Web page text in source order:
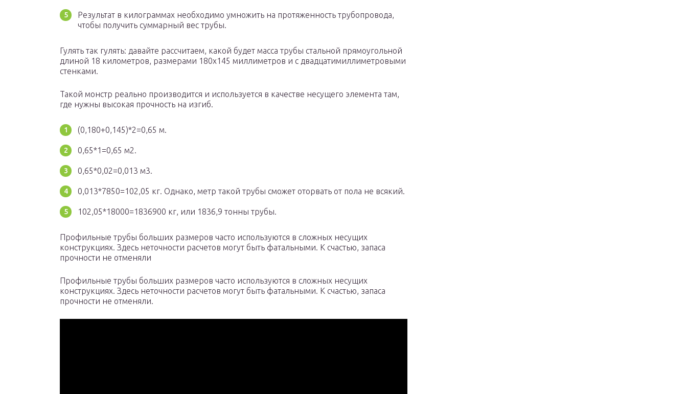
Результат в килограммах необходимо умножить на протяженность трубопровода,
чтобы получить суммарный вес трубы.
Гулять так гулять: давайте рассчитаем, какой будет масса трубы стальной прямоугольной
длиной 18 километров, размерами 180х145 миллиметров и с двадцатимиллиметровыми
стенками.
Такой монстр реально производится и используется в качестве несущего элемента там,
где нужны высокая прочность на изгиб.
(0,180+0,145)*2=0,65 м.
0,65*1=0,65 м2.
0,65*0,02=0,013 м3.
0,013*7850=102,05 кг. Однако, метр такой трубы сможет оторвать от пола не всякий.
102,05*18000=1836900 кг, или 1836,9 тонны трубы.
Профильные трубы больших размеров часто используются в сложных несущих
конструкциях. Здесь неточности расчетов могут быть фатальными. К счастью, запаса
прочности не отменяли
Профильные трубы больших размеров часто используются в сложных несущих
конструкциях. Здесь неточности расчетов могут быть фатальными. К счастью, запаса
прочности не отменяли.